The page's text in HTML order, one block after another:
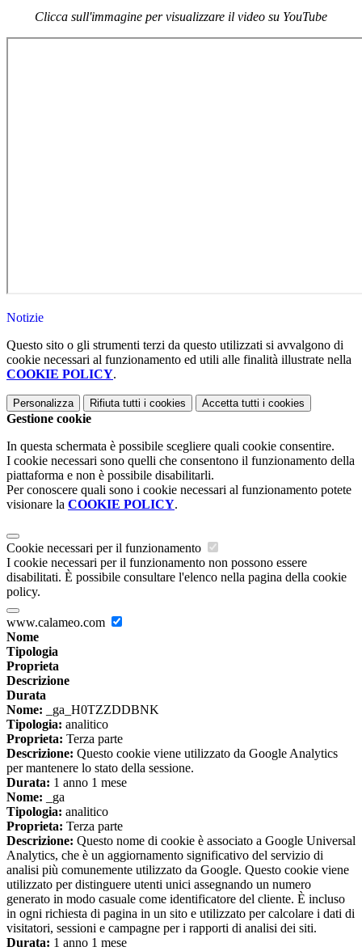
Clicca sull'immagine per visualizzare il video su YouTube
Notizie
Questo sito o gli strumenti terzi da questo utilizzati si avvalgono di
cookie necessari al funzionamento ed utili alle finalità illustrate nella
COOKIE POLICY.
Personalizza Rifiuta tutti i cookies Accetta tutti i cookies
Gestione cookie
In questa schermata è possibile scegliere quali cookie consentire.
I cookie necessari sono quelli che consentono il funzionamento della
piattaforma e non è possibile disabilitarli.
Per conoscere quali sono i cookie necessari al funzionamento potete
visionare la COOKIE POLICY.
Cookie necessari per il funzionamento
I cookie necessari per il funzionamento non possono essere
disabilitati. È possibile consultare l'elenco nella pagina della cookie
policy.
www.calameo.com
Nome
Tipologia
Proprieta
Descrizione
Durata
Nome: _ga_H0TZZDDBNK
Tipologia: analitico
Proprieta: Terza parte
Descrizione: Questo cookie viene utilizzato da Google Analytics
per mantenere lo stato della sessione.
Durata: 1 anno 1 mese
Nome: _ga
Tipologia: analitico
Proprieta: Terza parte
Descrizione: Questo nome di cookie è associato a Google Universal
Analytics, che è un aggiornamento significativo del servizio di
analisi più comunemente utilizzato da Google. Questo cookie viene
utilizzato per distinguere utenti unici assegnando un numero
generato in modo casuale come identificatore del cliente. È incluso
in ogni richiesta di pagina in un sito e utilizzato per calcolare i dati di
visitatori, sessioni e campagne per i rapporti di analisi dei siti.
Durata: 1 anno 1 mese